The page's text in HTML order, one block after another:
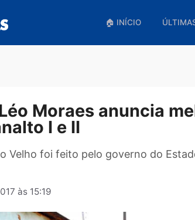
🏠 INÍCIO
Léo Moraes
I e II
Velho foi feito pelo governo
às 15:19